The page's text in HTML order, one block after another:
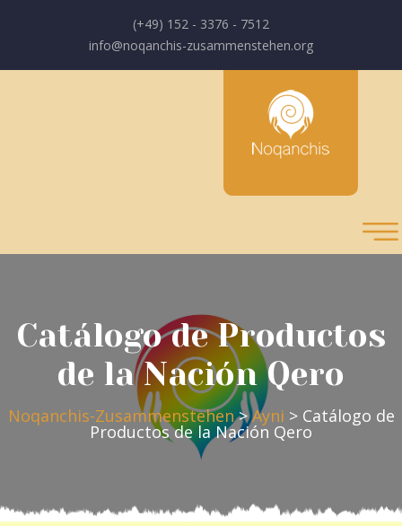
(+49) 152 - 3376 - 7512
info@noqanchis-zusammenstehen.org
Catálogo de Productos
de la Nación Qero
Noqanchis-Zusammenstehen>Ayni > Catálogo de
Productos de la Nación Qero